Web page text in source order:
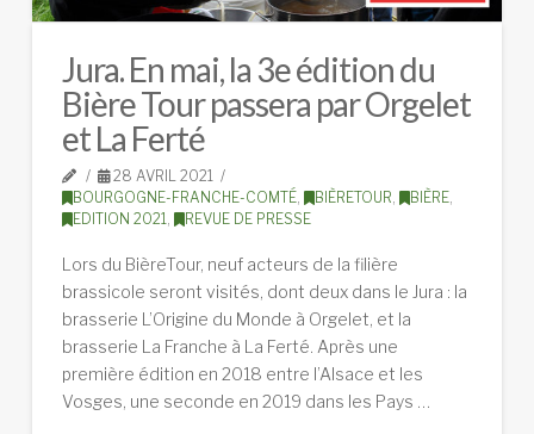
Jura. En mai, la 3e édition du
Bière Tour passera par Orgelet
et La Ferté
28 AVRIL 2021
BOURGOGNE-FRANCHE-COMTÉ, BIÈRETOUR BIÈRE,
EDITION 2021
REVUE DE PRESSE
Lors du BièreTour, neuf acteurs de la filière
brassicole seront visités, dont deux dans le Jura : la
brasserie L’Origine du Monde à Orgelet, et la
brasserie La Franche à La Ferté. Après une
première édition en 2018 entre l’Alsace et les
Vosges, une seconde en 2019 dans les Pays …